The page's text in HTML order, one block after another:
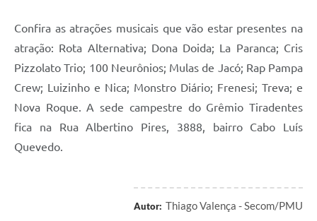
Confira as atrações musicais que vão estar presentes na
atração: Rota Alternativa; Dona Doida; La Paranca; Cris
Pizzolato Trio; 100 Neurônios; Mulas de Jacó; Rap Pampa
Crew; Luizinho e Nica; Monstro Diário; Frenesi; Treva; e
Nova Roque. A sede campestre do Grêmio Tiradentes
fica na Rua Albertino Pires, 3888, bairro Cabo Luís
Quevedo.
Autor: Thiago Valença - Secom/PMU